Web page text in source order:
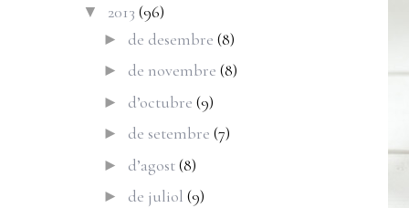
▼ 2013 (96)
► de desembre (8)
► de novembre (8)
► d’octubre (9)
► de setembre (7)
► d’agost(8)
► de juliol (9)